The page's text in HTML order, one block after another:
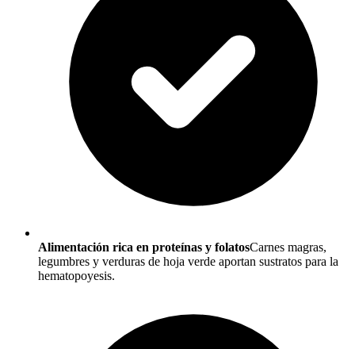
Alimentación rica en proteínas y folatosCarnes magras,
legumbres y verduras de hoja verde aportan sustratos para la
hematopoyesis.